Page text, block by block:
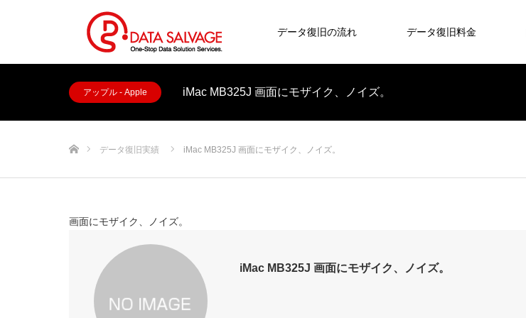
データ復旧の流れ データ復旧料金
アップル - Apple iMac MB325J 画面にモザイク、ノイズ。
データ復旧実績 iMac MB325J 画面にモザイク、ノイズ。
画面にモザイク、ノイズ。
iMac MB325J 画面にモザイク、ノイズ。